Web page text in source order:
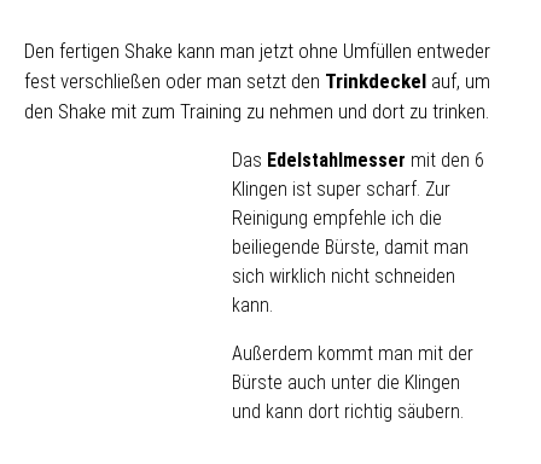
Den fertigen Shake kann man jetzt ohne Umfüllen entweder
fest verschließen oder man setzt den Trinkdeckel auf, um
den Shake mit zum Training zu nehmen und dort zu trinken.
Das Edelstahlmesser mit den 6
Klingen ist super scharf. Zur
Reinigung empfehle ich die
beiliegende Bürste, damit man
sich wirklich nicht schneiden
kann.
Außerdem kommt man mit der
Bürste auch unter die Klingen
und kann dort richtig säubern.